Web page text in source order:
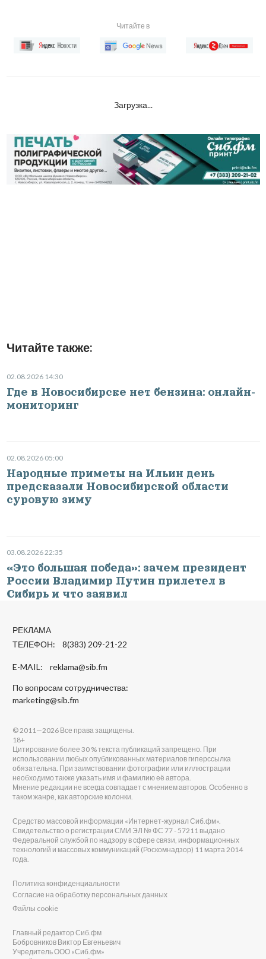
Читайте в
Загрузка...
Читайте также:
02.08.2026 14:30
Где в Новосибирске нет бензина: онлайн-
мониторинг
02.08.2026 05:00
Народные приметы на Ильин день
предсказали Новосибирской области
суровую зиму
03.08.2026 22:35
«Это большая победа»: зачем президент
России Владимир Путин прилетел в
Сибирь и что заявил
РЕКЛАМА
ТЕЛЕФОН: 8(383) 209-21-22
E-MAIL: reklama@sib.fm
По вопросам сотрудничества:
marketing@sib.fm
© 2011—2026 Все права защищены.
18+
Цитирование более 30 % текста публикаций запрещено. При
использовании любых опубликованных материалов гиперссылка
обязательна. При заимствовании фотографии или иллюстрации
необходимо также указать имя и фамилию её автора.
Мнение редакции не всегда совпадает с мнением авторов. Особенно в
таком жанре, как авторские колонки.
Средство массовой информации «Интернет-журнал Сиб.фм».
Свидетельство о регистрации СМИ ЭЛ № ФС 77 - 57211 выдано
Федеральной службой по надзору в сфере связи, информационных
технологий и массовых коммуникаций (Роскомнадзор) 11 марта 2014
года.
Политика конфиденциальности
Согласие на обработку персональных данных
Файлы cookie
Главный редактор Сиб.фм
Бобровников Виктор Евгеньевич
Учредитель ООО «Сиб.фм»